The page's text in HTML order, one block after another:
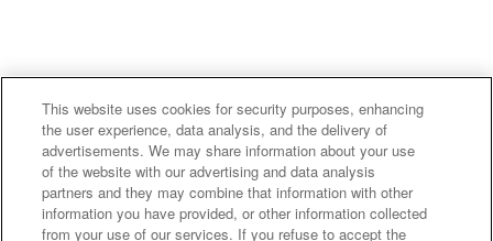
主なグループ会社
This website uses cookies for security purposes, enhancing
the user experience, data analysis, and the delivery of
advertisements. We may share information about your use
of the website with our advertising and data analysis
partners and they may combine that information with other
information you have provided, or other information collected
from your use of our services. If you refuse to accept the